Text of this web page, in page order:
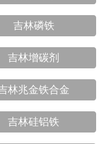
视频中心
联系我们
吉林磷铁
吉林增碳剂
林兆金铁合金
吉林硅铝铁